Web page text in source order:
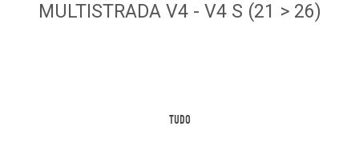
MULTISTRADA V4 - V4 S (21 > 26)
TUDO